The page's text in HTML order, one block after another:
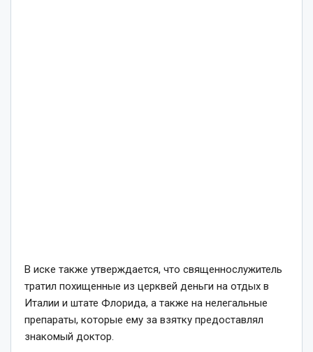
В иске также утверждается, что священнослужитель
тратил похищенные из церквей деньги на отдых в
Италии и штате Флорида, а также на нелегальные
препараты, которые ему за взятку предоставлял
знакомый доктор.